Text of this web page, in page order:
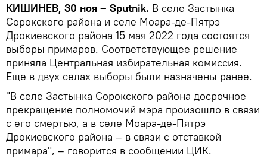
КИШИНЕВ, 30 ноя – Sputnik. В селе Застынка
Сорокского района и селе Моара-де-Пятрэ
Дрокиевского района 15 мая 2022 года состоятся
выборы примаров. Соответствующее решение
приняла Центральная избирательная комиссия.
Еще в двух селах выборы были назначены ранее.
"В селе Застынка Сорокского района досрочное
прекращение полномочий мэра произошло в связи
с его смертью, а в селе Моара-де-Пятрэ
Дрокиевского района – в связи с отставкой
примара", – говорится в сообщении ЦИК.